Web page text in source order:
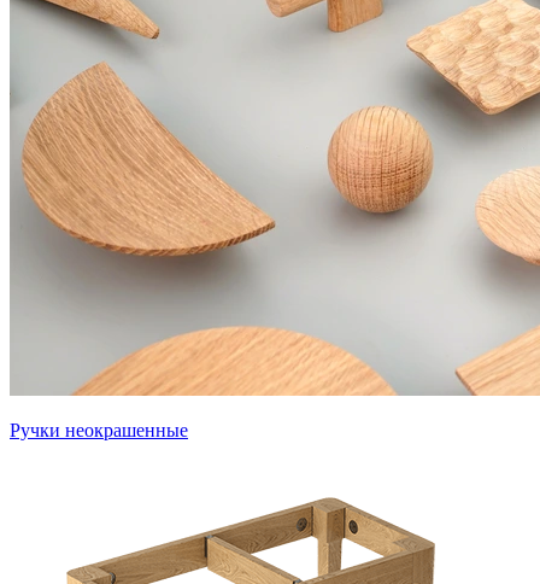
Ручки неокрашенные